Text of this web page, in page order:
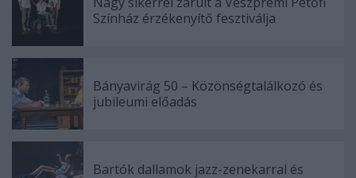
Színház érzékenyítő fesztiválja
Bányavirág 50 – Közönségtalálkozó és
jubileumi előadás
Bartók dallamok jazz-zenekarral és